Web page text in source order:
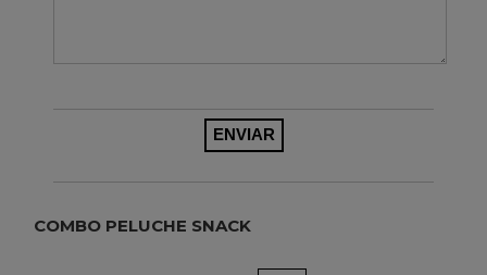
COMBO PELUCHE SNACK